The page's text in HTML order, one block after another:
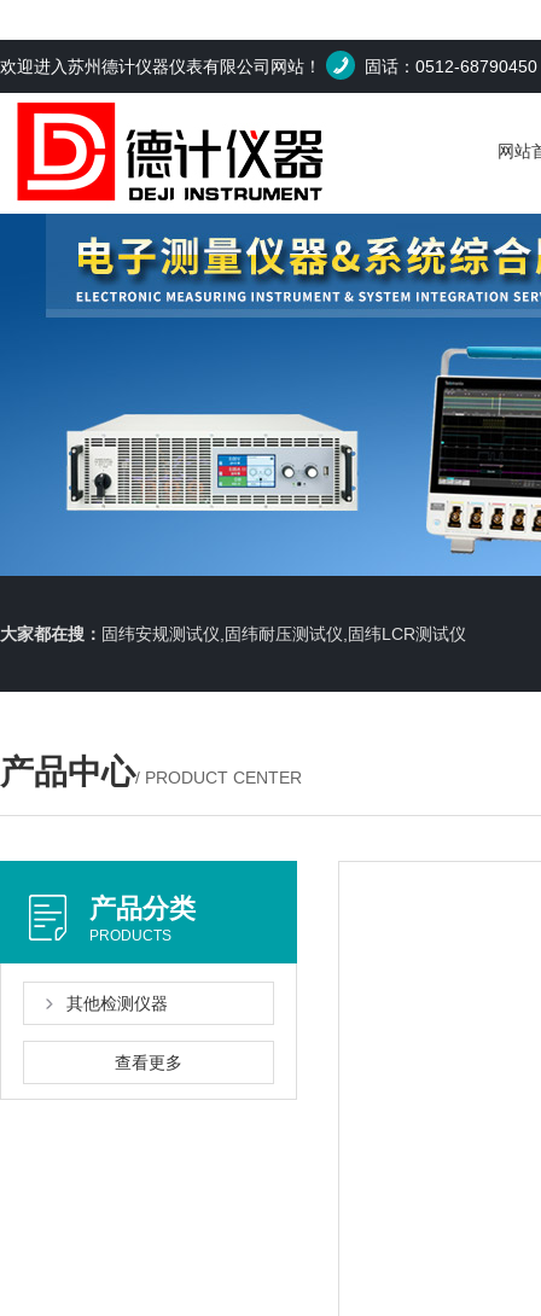
欢迎进入苏州德计仪器仪表有限公司网站！ 固话：0512-68790450
网站
大家都在搜： 固纬安规测试仪,固纬耐压测试仪,固纬LCR测试仪
产品中心/ PRODUCT CENTER
产品分类
PRODUCTS
其他检测仪器
查看更多